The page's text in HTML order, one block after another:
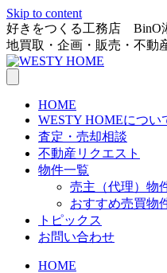
Skip to content
好きをつくる工務店
地買取・企画・販売・不動
HOME
WESTY HOMEについ
査定・売却相談
不動産リクエスト
物件一覧
売主（代理）物
おすすめ売買物
トピックス
お問い合わせ
HOME